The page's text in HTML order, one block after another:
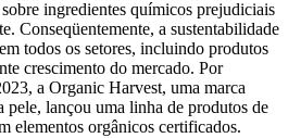
ingredientes químicos prejudiciais
Conseqüentemente, a sustentabilidade
todos os setores, incluindo produtos
crescimento do mercado. Por
a Organic Harvest, uma marca
pele, lançou uma linha de produtos de
elementos orgânicos certificados.